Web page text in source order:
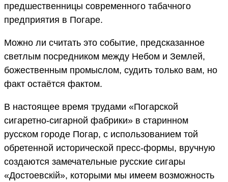
предшественницы современного табачного
предприятия в Погаре.
Можно ли считать это событие, предсказанное
светлым посредником между Небом и Землей,
божественным промыслом, судить только вам, но
факт остаётся фактом.
В настоящее время трудами «Погарской
сигаретно-сигарной фабрики» в старинном
русском городе Погар, с использованием той
обретенной исторической пресс-формы, вручную
создаются замечательные русские сигары
«Достоевскій», которыми мы имеем возможность